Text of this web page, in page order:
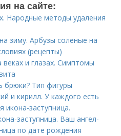
на сайте:
Народные методы удаления
зиму. Арбузы соленые на
(рецепты)
и глазах. Симптомы
брюки? Тип фигуры
и кирилл. У каждого есть
икона-заступница.
заступница. Ваш ангел-
по дате рождения